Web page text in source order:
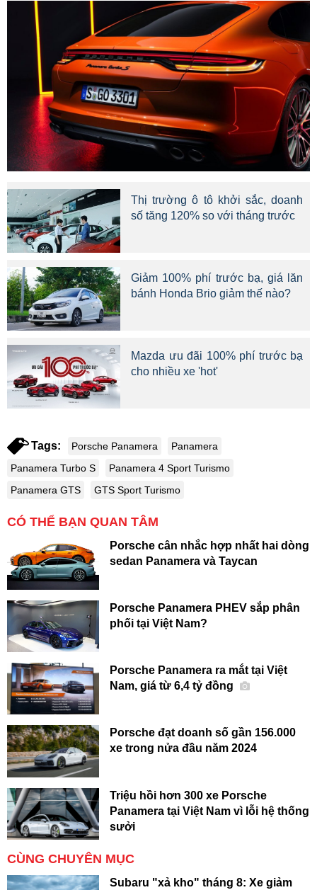
Thị trường ô tô khởi sắc, doanh
số tăng 120% so với tháng trước
Giảm 100% phí trước bạ, giá lăn
bánh Honda Brio giảm thế nào?
Mazda ưu đãi 100% phí trước bạ
cho nhiều xe 'hot'
Tags: Porsche Panamera
Panamera
Panamera Turbo S
Panamera 4 Sport Turismo
Panamera GTS
GTS Sport Turismo
CÓ THỂ BẠN QUAN TÂM
Porsche cân nhắc hợp nhất hai dòng
sedan Panamera và Taycan
Porsche Panamera PHEV sắp phân
phối tại Việt Nam?
Porsche Panamera ra mắt tại Việt
Nam, giá từ 6,4 tỷ đồng
Porsche đạt doanh số gần 156.000
xe trong nửa đầu năm 2024
Triệu hồi hơn 300 xe Porsche
Panamera tại Việt Nam vì lỗi hệ thống
sưởi
CÙNG CHUYÊN MỤC
Subaru "xả kho" tháng 8: Xe giảm